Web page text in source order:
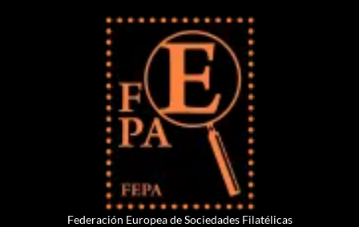
Federación Europea de Sociedades Filatélicas